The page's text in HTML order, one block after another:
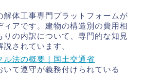
解体工事専門プラットフォームが
ィアです。建物の構造別の費用相
りの内訳について、専門的な知見
されています。
ル法の概要｜国土交通省
いて遵守が義務付けられている